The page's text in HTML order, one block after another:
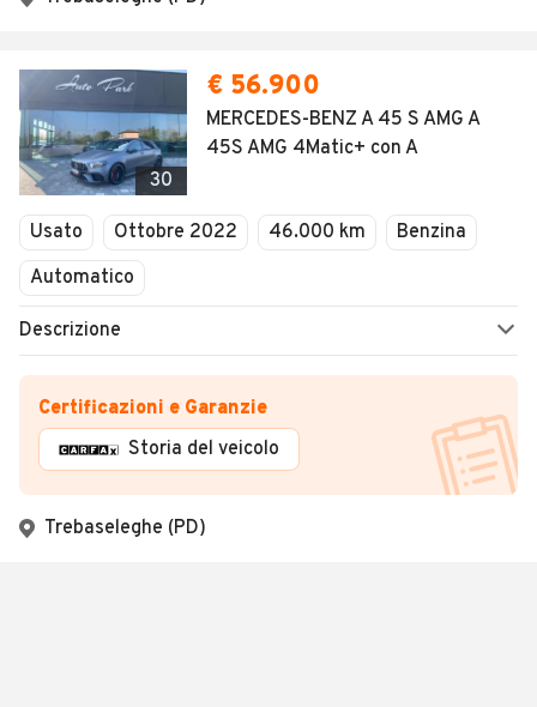
30
€ 56.900
MERCEDES-BENZ A 45 S AMG A
45S AMG 4Matic+ con A
Usato Ottobre 2022 46.000 km
Benzina
Automatico
Descrizione
Certificazioni e Garanzie
Storia del veicolo
Trebaseleghe (PD)